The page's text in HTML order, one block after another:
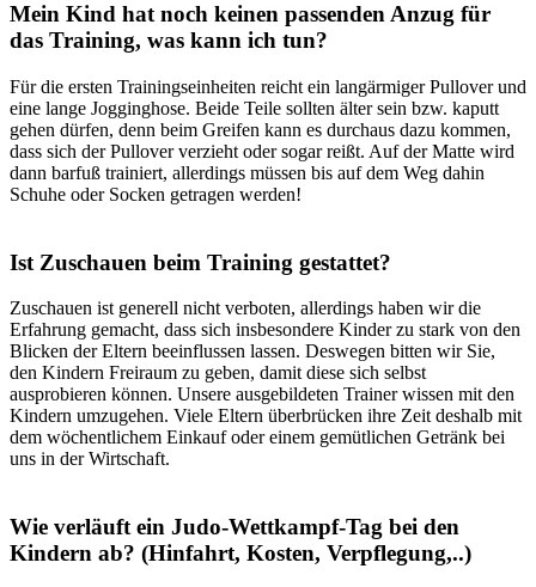
Mein Kind hat noch keinen passenden Anzug für
das Training, was kann ich tun?
Für die ersten Trainingseinheiten reicht ein langärmiger Pullover und
eine lange Jogginghose. Beide Teile sollten älter sein bzw. kaputt
gehen dürfen, denn beim Greifen kann es durchaus dazu kommen,
dass sich der Pullover verzieht oder sogar reißt. Auf der Matte wird
dann barfuß trainiert, allerdings müssen bis auf dem Weg dahin
Schuhe oder Socken getragen werden!
Ist Zuschauen beim Training gestattet?
Zuschauen ist generell nicht verboten, allerdings haben wir die
Erfahrung gemacht, dass sich insbesondere Kinder zu stark von den
Blicken der Eltern beeinflussen lassen. Deswegen bitten wir Sie,
den Kindern Freiraum zu geben, damit diese sich selbst
ausprobieren können. Unsere ausgebildeten Trainer wissen mit den
Kindern umzugehen. Viele Eltern überbrücken ihre Zeit deshalb mit
dem wöchentlichem Einkauf oder einem gemütlichen Getränk bei
uns in der Wirtschaft.
Wie verläuft ein Judo-Wettkampf-Tag bei den
Kindern ab? (Hinfahrt, Kosten, Verpflegung,..)